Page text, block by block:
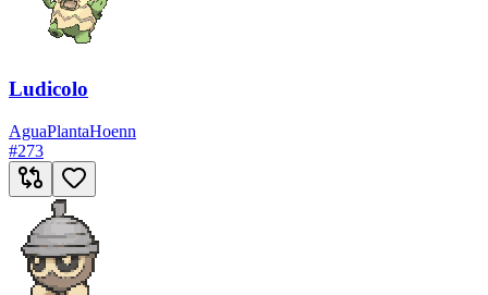
Ludicolo
AguaPlantaHoenn
#273